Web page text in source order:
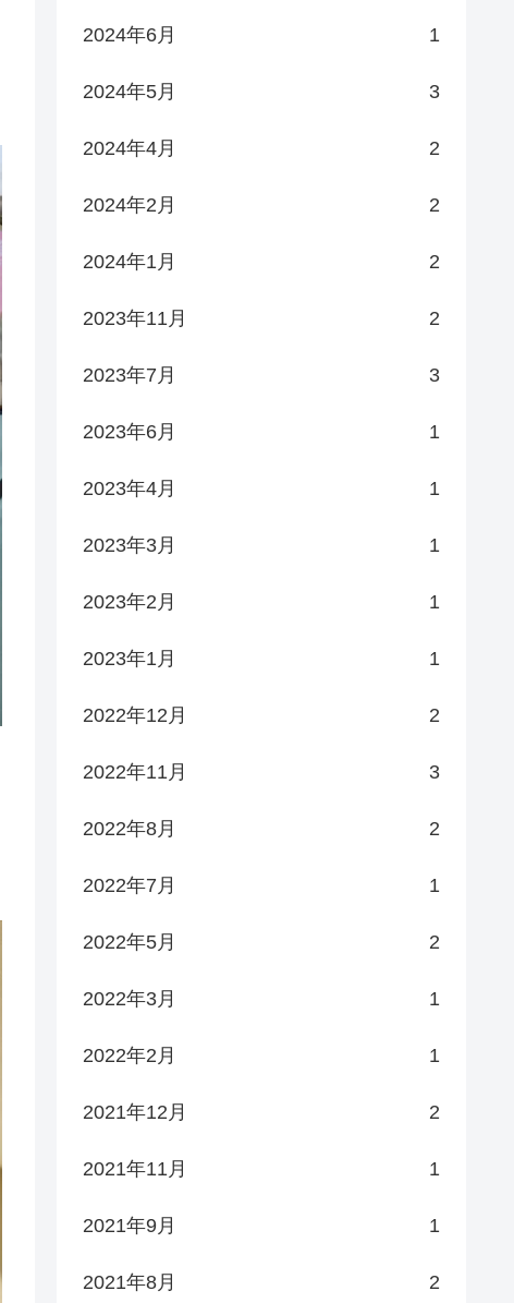
2024年6月 1
2024年5月 3
2024年4月 2
2024年2月 2
2024年1月 2
2023年11月 2
2023年7月 3
2023年6月 1
2023年4月 1
2023年3月 1
2023年2月 1
2023年1月 1
2022年12月 2
2022年11月 3
2022年8月 2
2022年7月 1
2022年5月 2
2022年3月 1
2022年2月 1
2021年12月 2
2021年11月 1
2021年9月 1
2021年8月 2